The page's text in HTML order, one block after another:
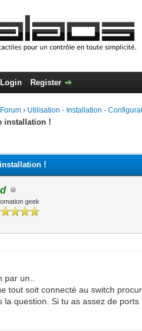
Login Register
› Utilisation - Installation -
installation !
!
geek
un..
tout soit connecté au switch
la question. Si tu as assez de